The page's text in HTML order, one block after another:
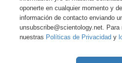
oponerte en cualquier momento y
información de contacto enviando
unsubscribe@scientology.net.
nuestras Políticas de Privacidad y